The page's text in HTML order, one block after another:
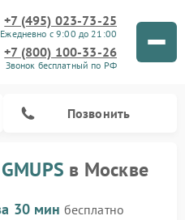
+7 (495) 023-73-25
Ежедневно с 9:00 до 21:00
+7 (800) 100-33-26
Звонок бесплатный по РФ
Позвонить
GMUPS в Москве
30 мин бесплатно